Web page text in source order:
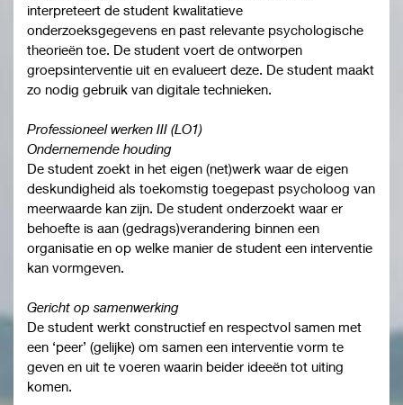
interpreteert de student kwalitatieve
onderzoeksgegevens en past relevante psychologische
theorieën toe. De student voert de ontworpen
groepsinterventie uit en evalueert deze. De student maakt
zo nodig gebruik van digitale technieken.
Professioneel werken III (LO1)
Ondernemende houding
De student zoekt in het eigen (net)werk waar de eigen
deskundigheid als toekomstig toegepast psycholoog van
meerwaarde kan zijn. De student onderzoekt waar er
behoefte is aan (gedrags)verandering binnen een
organisatie en op welke manier de student een interventie
kan vormgeven.
Gericht op samenwerking
De student werkt constructief en respectvol samen met
een ‘peer’ (gelijke) om samen een interventie vorm te
geven en uit te voeren waarin beider ideeën tot uiting
komen.